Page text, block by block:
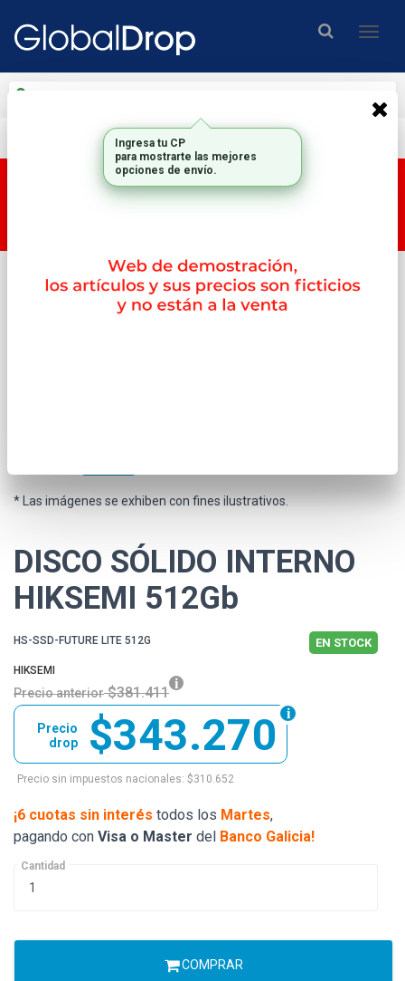
Envío gratis en compras mayores a $200.000.-
Esta tienda es una tienda DEMO, por lo tanto los
productos y su correspondiente PRECIO no son
Inicio Almacenamiento Ssd Internos
* Las imágenes se exhiben con fines ilustrativos.
DISCO SÓLIDO INTERNO
HIKSEMI 512Gb
HS-SSD-FUTURE LITE 512G EN STOCK
HIKSEMI
Precio anterior $381.411
$343.270
Precio
drop
Precio sin impuestos nacionales: $310.652
¡6 cuotas sin interés todos los Martes,
pagando con Visa o Master del Banco Galicia!
Cantidad
COMPRAR